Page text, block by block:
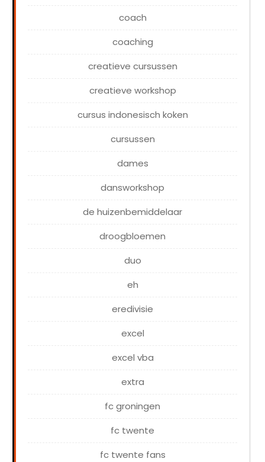
coach
coaching
creatieve cursussen
creatieve workshop
cursus indonesisch koken
cursussen
dames
dansworkshop
de huizenbemiddelaar
droogbloemen
duo
eh
eredivisie
excel
excel vba
extra
fc groningen
fc twente
fc twente fans